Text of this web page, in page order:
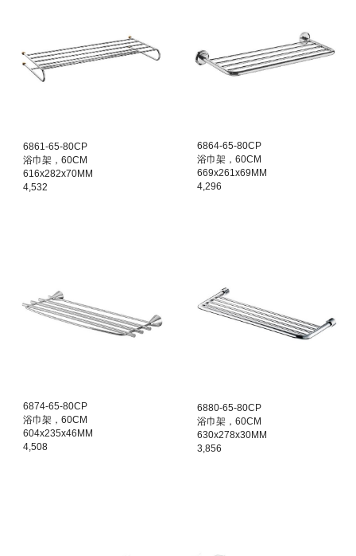
6861-65-80CP
浴巾架，60CM
616x282x70MM
4,532
6864-65-80CP
浴巾架，60CM
669x261x69MM
4,296
6874-65-80CP
浴巾架，60CM
604x235x46MM
4,508
6880-65-80CP
浴巾架，60CM
630x278x30MM
3,856